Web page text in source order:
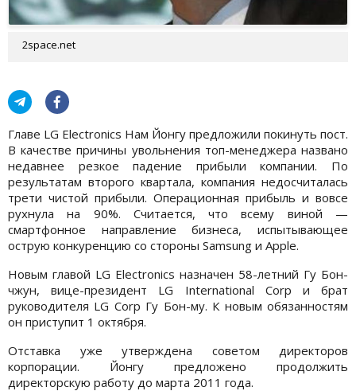
2space.net
Главе LG Electronics Нам Йонгу предложили покинуть пост.
В качестве причины увольнения топ-менеджера названо
недавнее резкое падение прибыли компании. По
результатам второго квартала, компания недосчиталась
трети чистой прибыли. Операционная прибыль и вовсе
рухнула на 90%. Считается, что всему виной —
смартфонное направление бизнеса, испытывающее
острую конкуренцию со стороны Samsung и Apple.
Новым главой LG Electronics назначен 58-летний Гу Бон-
чжун, вице-президент LG International Corp и брат
руководителя LG Corp Гу Бон-му. К новым обязанностям
он приступит 1 октября.
Отставка уже утверждена советом директоров
корпорации. Йонгу предложено продолжить
директорскую работу до марта 2011 года.